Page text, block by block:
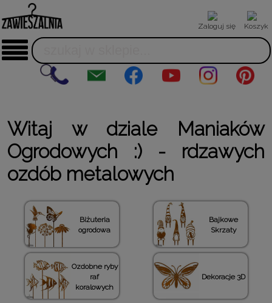
Zaloguj się Koszyk
Witaj w dziale Maniaków
Ogrodowych :) - rdzawych
ozdób metalowych
Biżuteria
ogrodowa
Bajkowe
Skrzaty
Ozdobne ryby
raf
koralowych
Dekoracje 3D